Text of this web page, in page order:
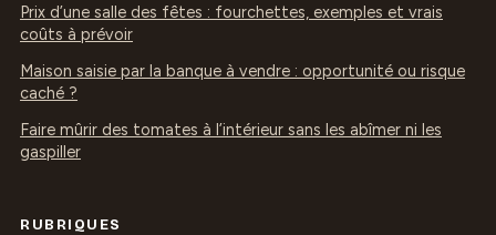
Prix d’une salle des fêtes : fourchettes, exemples et vrais
coûts à prévoir
Maison saisie par la banque à vendre : opportunité ou risque
caché ?
Faire mûrir des tomates à l’intérieur sans les abîmer ni les
gaspiller
RUBRIQUES